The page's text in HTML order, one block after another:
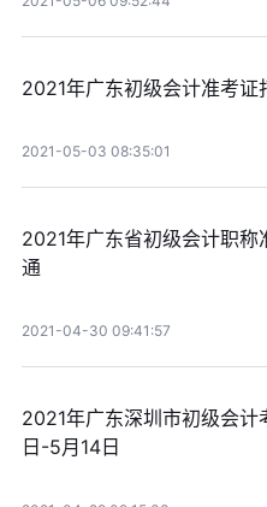
2021年广东初级会计准考证
2021-05-03 08:35:01
2021年广东省初级会计职
通
2021-04-30 09:41:57
2021年广东深圳市初级会
日-5月14日